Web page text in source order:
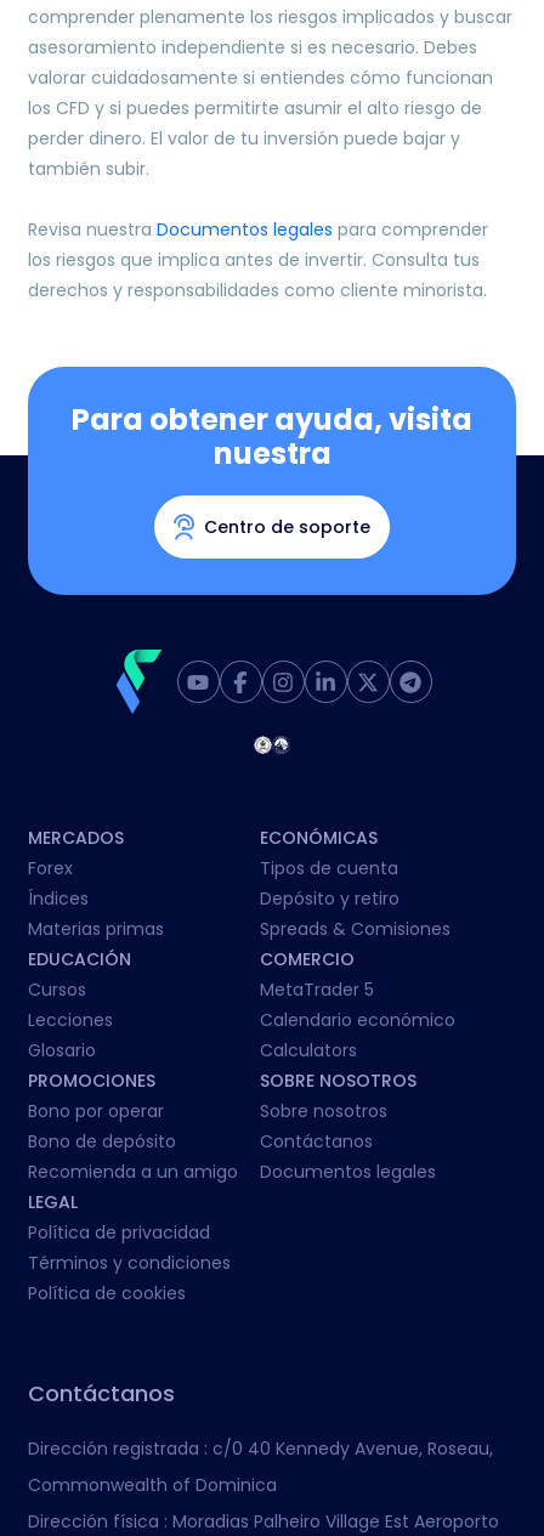
comprender plenamente los riesgos implicados y buscar
asesoramiento independiente si es necesario. Debes
valorar cuidadosamente si entiendes cómo funcionan
los CFD y si puedes permitirte asumir el alto riesgo de
perder dinero. El valor de tu inversión puede bajar y
también subir.
Revisa nuestraDocumentos legales para comprender
los riesgos que implica antes de invertir. Consulta tus
derechos y responsabilidades como cliente minorista.
Para obtener ayuda, visita
nuestra
Centro de soporte
MERCADOS
Forex
Índices
Materias primas
ECONÓMICAS
Tipos de cuenta
Depósito y retiro
Spreads & Comisiones
EDUCACIÓN
Cursos
Lecciones
Glosario
COMERCIO
MetaTrader 5
Calendario económico
Calculators
PROMOCIONES
Bono por operar
Bono de depósito
Recomienda a un amigo
SOBRE NOSOTROS
Sobre nosotros
Contáctanos
Documentos legales
LEGAL
Política de privacidad
Términos y condiciones
Política de cookies
Contáctanos
Dirección registrada : c/0 40 Kennedy Avenue, Roseau,
Commonwealth of Dominica
Dirección física : Moradias Palheiro Village Est Aeroporto